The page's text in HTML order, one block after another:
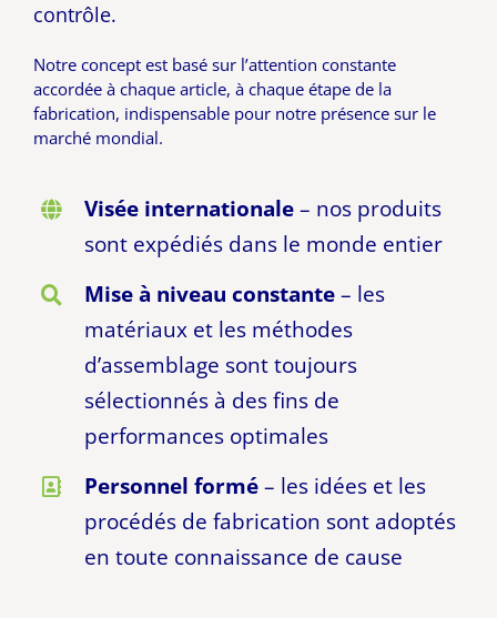
contrôle.
Notre concept est basé sur l’attention constante
accordée à chaque article, à chaque étape de la
fabrication, indispensable pour notre présence sur le
marché mondial.
Visée internationale– nos produits
sont expédiés dans le monde entier
Mise à niveau constante– les
matériaux et les méthodes
d’assemblage sont toujours
sélectionnés à des fins de
performances optimales
Personnel formé– les idées et les
procédés de fabrication sont adoptés
en toute connaissance de cause